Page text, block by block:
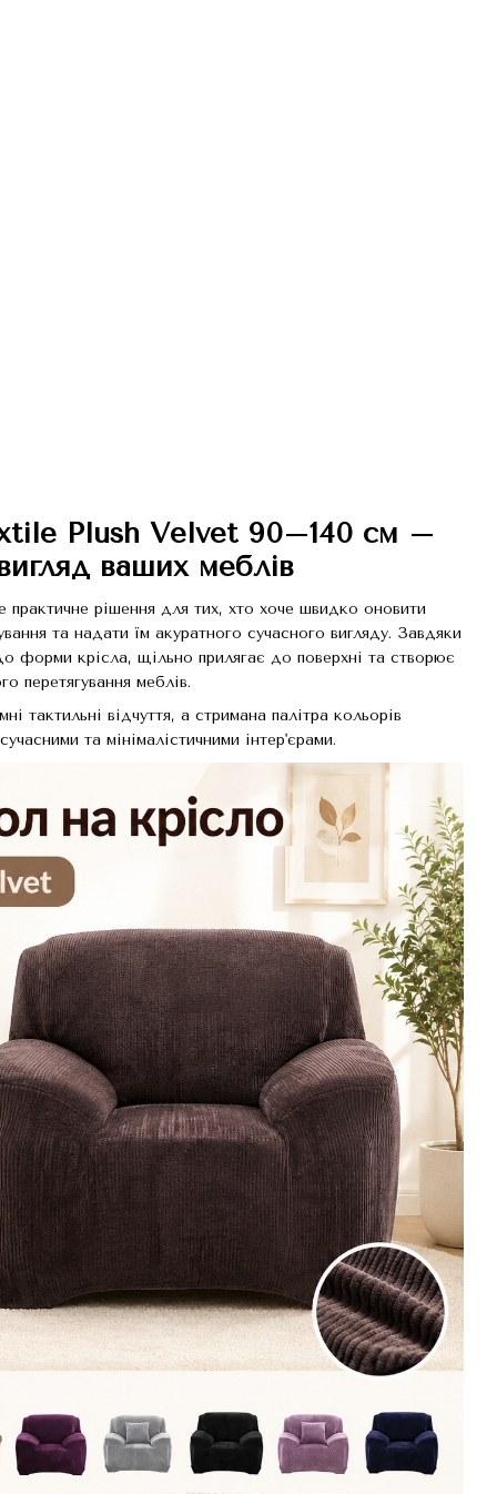
Plush Velvet 90–140 см –
ваших меблів
рішення для тих, хто хоче швидко оновити
та надати їм акуратного сучасного вигляду. Завдяки
форми крісла, щільно прилягає до поверхні та створює
перетягування меблів.
тактильні відчуття, а стримана палітра кольорів
та мінімалістичними інтер'єрами.